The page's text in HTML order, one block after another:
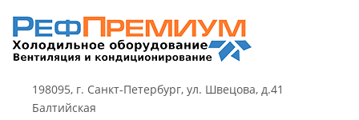
198095, г. Санкт-Петербург, ул. Швецова, д.41
Балтийская